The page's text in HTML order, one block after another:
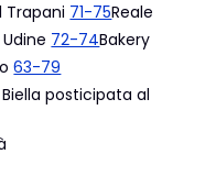
Trapani 71-75Reale
72-74Bakery
63-79
posticipata al